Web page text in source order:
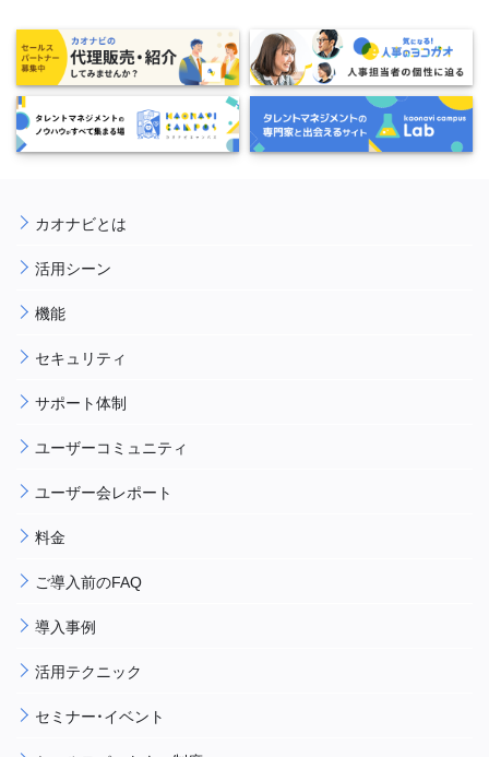
カオナビとは
活用シーン
機能
セキュリティ
サポート体制
ユーザーコミュニティ
ユーザー会レポート
料金
ご導入前のFAQ
導入事例
活用テクニック
セミナー・イベント